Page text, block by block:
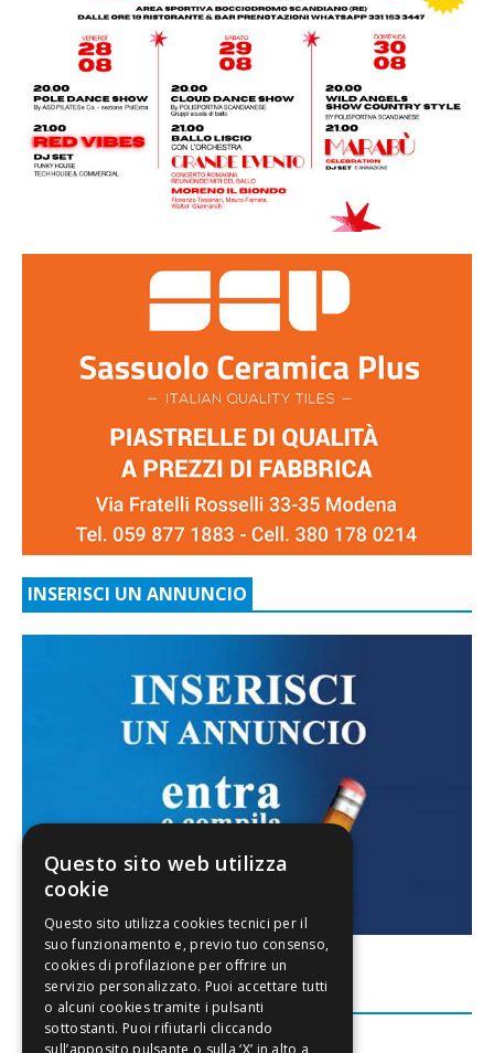
INSERISCI UN ANNUNCIO
FACEBOOK
Questo sito web utilizza
cookie